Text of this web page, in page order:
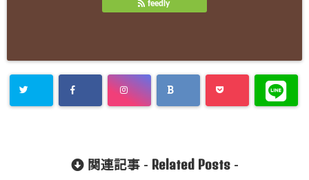
feedly
関連記事 - Related Posts-